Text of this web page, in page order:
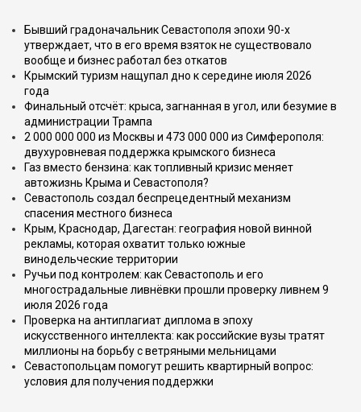
Бывший градоначальник Севастополя эпохи 90-х
утверждает, что в его время взяток не существовало
вообще и бизнес работал без откатов
Крымский туризм нащупал дно к середине июля 2026
года
Финальный отсчёт: крыса, загнанная в угол, или безумие в
администрации Трампа
2 000 000 000 из Москвы и 473 000 000 из Симферополя:
двухуровневая поддержка крымского бизнеса
Газ вместо бензина: как топливный кризис меняет
автожизнь Крыма и Севастополя?
Севастополь создал беспрецедентный механизм
спасения местного бизнеса
Крым, Краснодар, Дагестан: география новой винной
рекламы, которая охватит только южные
винодельческие территории
Ручьи под контролем: как Севастополь и его
многострадальные ливнёвки прошли проверку ливнем 9
июля 2026 года
Проверка на антиплагиат диплома в эпоху
искусственного интеллекта: как российские вузы тратят
миллионы на борьбу с ветряными мельницами
Севастопольцам помогут решить квартирный вопрос:
условия для получения поддержки